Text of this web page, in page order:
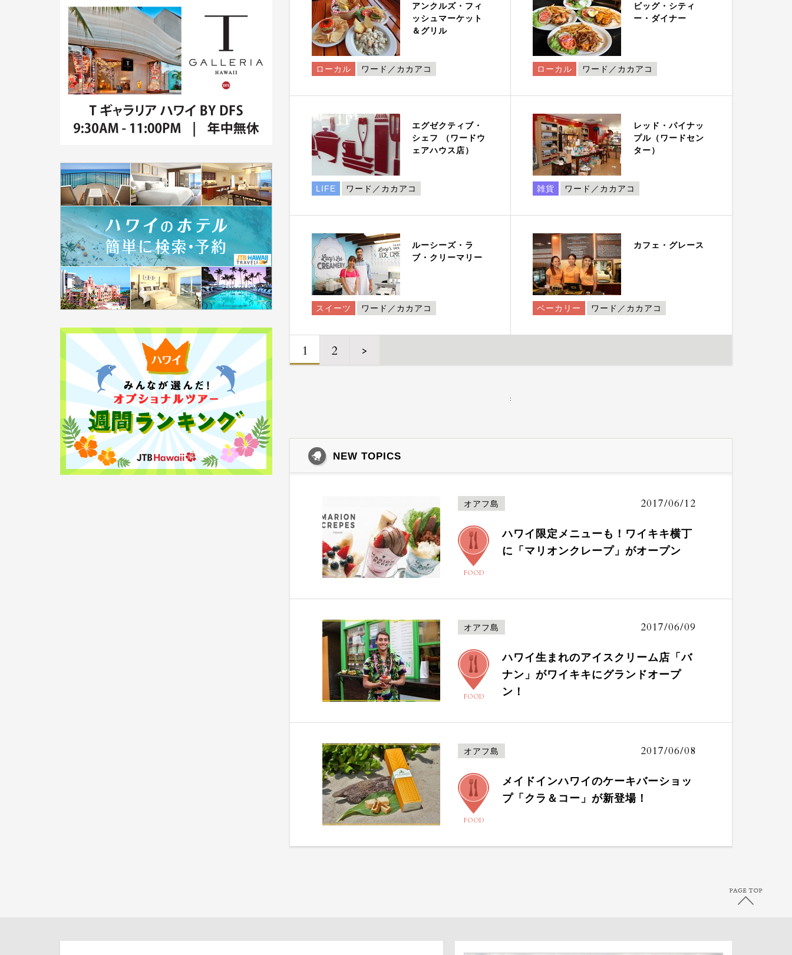
アンクルズ・フィ
ッシュマーケット
＆グリル
ローカル ワード／カカアコ
ビッグ・シティ
ー・ダイナー
ローカル ワード／カカアコ
エグゼクティブ・
シェフ （ワードウ
ェアハウス店）
LIFE ワード／カカアコ
レッド・パイナッ
プル（ワードセン
ター）
雑貨 ワード／カカアコ
ルーシーズ・ラ
ブ・クリーマリー
スイーツ ワード／カカアコ
カフェ・グレース
ベーカリー ワード／カカアコ
1 2 >
:
NEW TOPICS
オアフ島 2017/06/12
FOOD
ハワイ限定メニューも！ワイキキ横丁
に「マリオンクレープ」がオープン
オアフ島 2017/06/09
FOOD
ハワイ生まれのアイスクリーム店「バ
ナン」がワイキキにグランドオープ
ン！
オアフ島 2017/06/08
FOOD
メイドインハワイのケーキバーショッ
プ「クラ＆コー」が新登場！